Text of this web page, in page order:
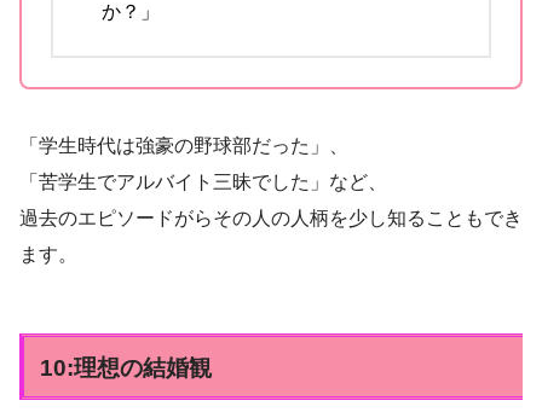
か？」
「学生時代は強豪の野球部だった」、
「苦学生でアルバイト三昧でした」など、
過去のエピソードがらその人の人柄を少し知ることもでき
ます。
10:理想の結婚観